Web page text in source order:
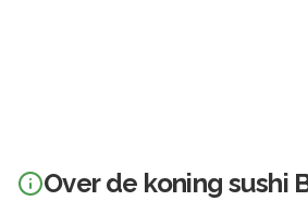
Overde koning sushi